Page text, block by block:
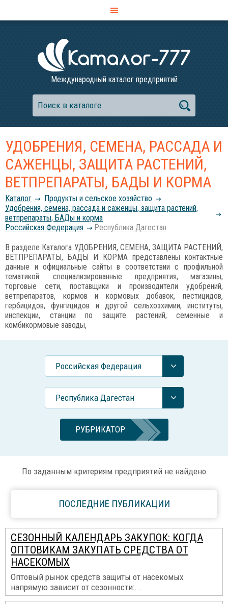
Международный каталог предприятий
УДОБРЕНИЯ, СЕМЕНА, РАССАДА И
САЖЕНЦЫ, ЗАЩИТА РАСТЕНИЙ,
ВЕТПРЕПАРАТЫ, БАДЫ И КОРМА
Каталог
Продукты и сельское хозяйство
Удобрения, семена, рассада и саженцы, защита растений,
ветпрепараты, БАДы и корма
Российcкая Федерация
Республика Дагестан
В разделе Каталога УДОБРЕНИЯ, СЕМЕНА, ЗАЩИТА РАСТЕНИЙ,
ВЕТПРЕПАРАТЫ, БАДЫ И КОРМА представлены контактные
данные и официальные сайты в соответствии с профильной
тематикой: специализированные предприятия, магазины,
торговые сети, поставщики и производители удобрений,
ветпрепаратов, кормов и кормовых добавок, пестицидов,
гербицидов, фунгицидов и другой сельхозхимии, институты,
инспекции, станции по защите растений, семенные и
комбикормовые заводы,
Российcкая Федерация
Республика Дагестан
РУБРИКАТОР
По заданным критериям предприятий не найдено
ПОСЛЕДНИЕ ПУБЛИКАЦИИ
СЕЗОННЫЙ КАЛЕНДАРЬ ЗАКУПОК: КОГДА
ОПТОВИКАМ ЗАКУПАТЬ СРЕДСТВА ОТ
НАСЕКОМЫХ
Оптовый рынок средств защиты от насекомых
напрямую зависит от сезонности:...